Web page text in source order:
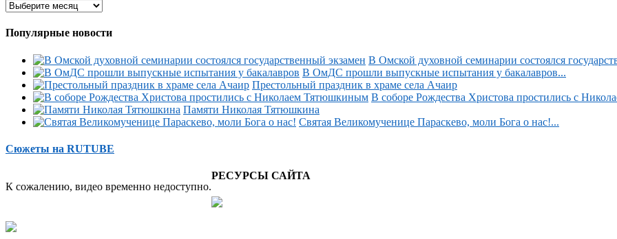
Популярные новости
В Омской духовной семинарии состоялся
В ОмДС прошли выпускные испытания у бакалавров...
Престольный праздник в храме села Ачаир
В соборе Рождества Христова простились с
Памяти Николая Тятюшкина
Святая Великомученице Параскево, моли Бога о нас!...
Сюжеты на RUTUBE
К сожалению, видео временно недоступно.
РЕСУРСЫ САЙТА